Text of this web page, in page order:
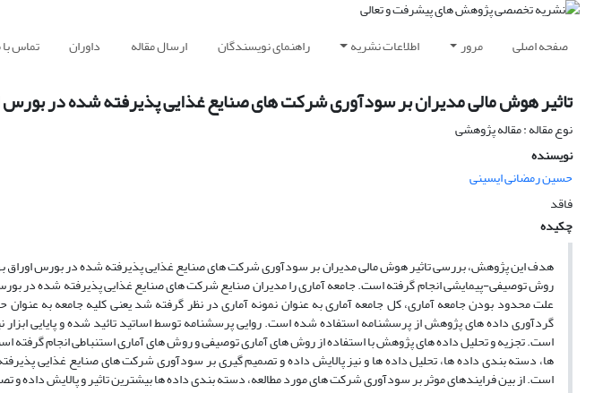
صفحه اصلی مرور اطلاعات نشریه راهنمای نویسندگان ارسال مقاله داوران تماس با
تاثیر هوش مالی مدیران بر سودآوری شرکت های صنایع غذایی پذیرفته شده در بورس
نوع مقاله : مقاله پژوهشی
نویسنده
حسین رمضانی ایسینی
فاقد
چکیده
هدف این پژوهش، بررسی تاثیر هوش مالی مدیران بر سودآوری شرکت های صنایع غذایی پذیرفته شده در بورس اوراق
علت محدود بودن جامعه آماری، کل جامعه آماری به عنوان نمونه آماری در نظر گرفته شد یعنی کلیه جامعه به
گردآوری داده های پژوهش از پرسشنامه استفاده شده است. روایی پرسشنامه توسط اساتید تائید شده و پایایی ابزار
است. تجزیه و تحلیل داده های پژوهش با استفاده از روش های آماری توصیفی و روش های آماری استنباطی انجام
ها، دسته بندی داده ها، تحلیل داده ها و نیز پالایش داده و تصمیم گیری بر سودآوری شرکت های صنایع غذایی
است. از بین فرایندهای موثر بر سودآوری شرکت های مورد مطالعه، دسته بندی داده ها بیشترین تاثیر و پالایش داده و